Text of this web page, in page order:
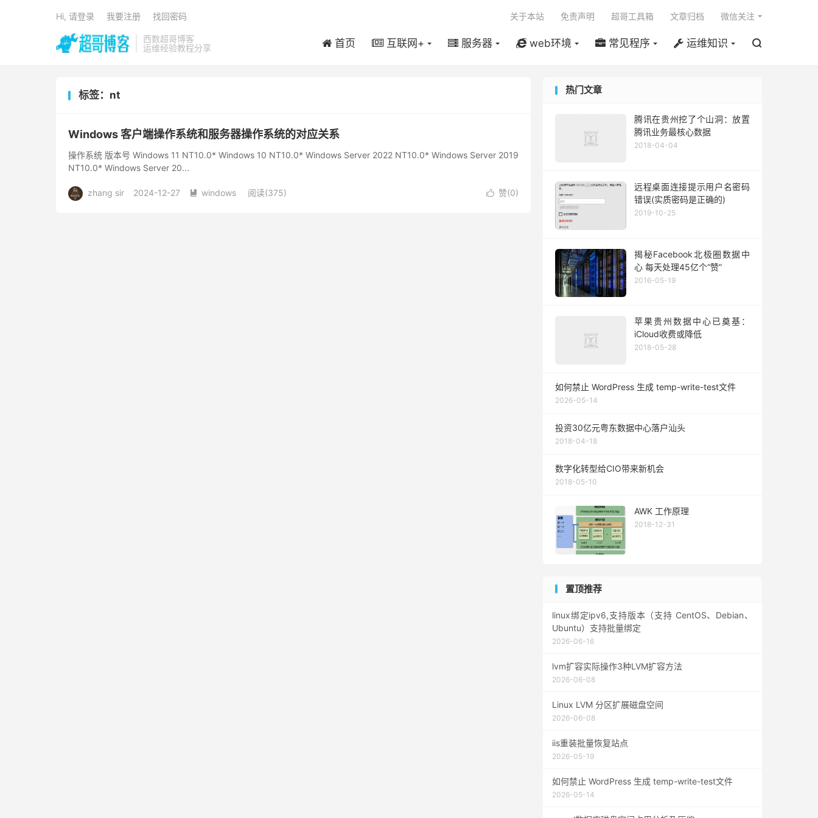
西数超哥博客
运维经验教程分享
首页 互联网+ 服务器 web环境 常见程序 运维知识 
关于本站 免责声明 超哥工具箱 文章归档 微信关注
Hi, 请登录 我要注册 找回密码
标签：nt
Windows 客户端操作系统和服务器操作系统的对应关系
操作系统 版本号 Windows 11 NT10.0* Windows 10 NT10.0* Windows Server 2022 NT10.0* Windows Server 2019
NT10.0* Windows Server 20...
 赞(0)
zhang sir 2024-12-27  windows 阅读(375)
热门文章
腾讯在贵州挖了个山洞：放置
腾讯业务最核心数据
2018-04-04
远程桌面连接提示用户名密码
错误(实质密码是正确的)
2019-10-25
揭秘Facebook北极圈数据中
心 每天处理45亿个“赞”
2016-05-19
苹果贵州数据中心已奠基：
iCloud收费或降低
2018-05-28
如何禁止 WordPress 生成 temp-write-test文件
2026-05-14
投资30亿元粤东数据中心落户汕头
2018-04-18
数字化转型给CIO带来新机会
2018-05-10
AWK 工作原理
2018-12-31
置顶推荐
linux绑定ipv6,支持版本（支持 CentOS、Debian、
Ubuntu）支持批量绑定
2026-06-16
lvm扩容实际操作3种LVM扩容方法
2026-06-08
Linux LVM 分区扩展磁盘空间
2026-06-08
iis重装批量恢复站点
2026-05-19
如何禁止 WordPress 生成 temp-write-test文件
2026-05-14